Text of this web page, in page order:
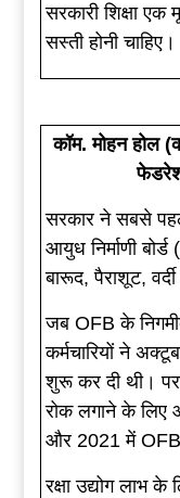
सरकारी शिक्षा
सस्ती होनी चाहिए।
कॉम. मोहन होल
सरकार ने सबसे
आयुध निर्माणी
बारूद, पैराशूट,
जब OFB के
कर्मचारियों ने
शुरू कर दी थी।
रोक लगाने के लिए
और 2021 में OFB
रक्षा उद्योग लाभ